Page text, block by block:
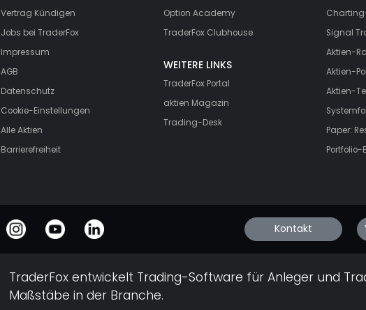
Vertrag Kündigen
Jobs bei TraderFox
Impressum
AGB
Datenschutz
Cookie-Einstellungen
Alle Aktien
Barrierefreiheit
Option Academy
TraderFox Clubhouse
WEITERE LINKS
TraderFox Portal
aktien Magazin
Trading-Desk
Signal
Aktien-
Aktien-
Aktien-
Paper:
Portfolio-
Kontakt
TraderFox entwickelt Trading-Software für Anleger und
Maßstäbe in der Branche.